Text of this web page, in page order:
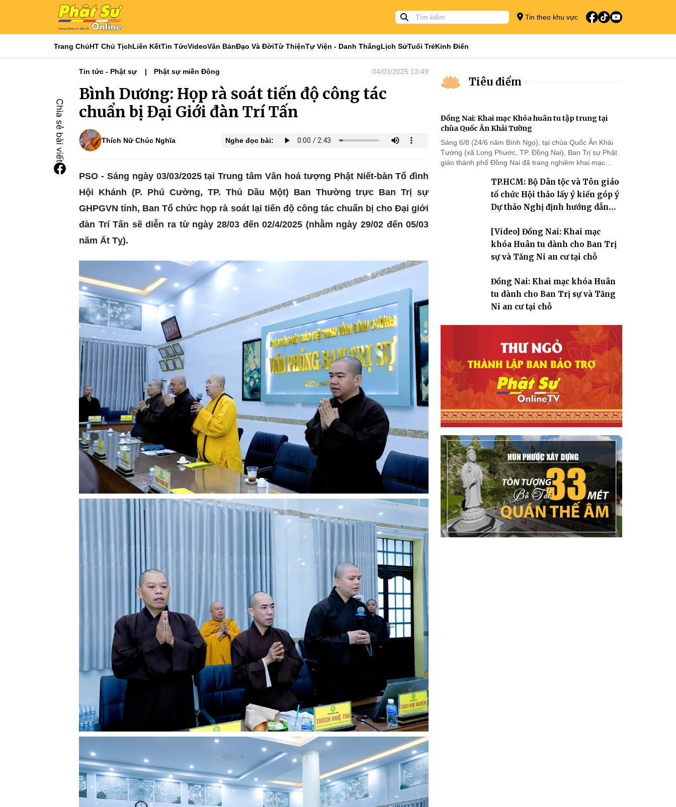
Tin theo khu vực
Trang ChủHT Chủ TịchLiên KếtTin TứcVideoVăn BảnĐạo Và ĐờiTừ ThiệnTự Viện - Danh ThắngLịch SửTuổi TrẻKinh Điển
Tin tức - Phật sự Phật sự miền Đông 04/03/2025 13:49
Bình Dương: Họp rà soát tiến độ công tác
chuẩn bị Đại Giới đàn Trí Tấn
Thích Nữ Chúc Nghĩa Nghe đọc bài:
PSO - Sáng ngày 03/03/2025 tại Trung tâm Văn hoá tượng Phật Niết-bàn Tổ đình
Hội Khánh (P. Phú Cường, TP. Thủ Dầu Một) Ban Thường trực Ban Trị sự
GHPGVN tỉnh, Ban Tổ chức họp rà soát lại tiến độ công tác chuẩn bị cho Đại giới
đàn Trí Tấn sẽ diễn ra từ ngày 28/03 đến 02/4/2025 (nhằm ngày 29/02 đến 05/03
năm Ất Tỵ).
Tiêu điểm
Đồng Nai: Khai mạc Khóa huân tu tập trung tại
chùa Quốc Ân Khải Tường
Sáng 6/8 (24/6 năm Bính Ngọ), tại chùa Quốc Ân Khải
Tường (xã Long Phước, TP. Đồng Nai), Ban Trị sự Phật
giáo thành phố Đồng Nai đã trang nghiêm khai mạc
2570 dành cho chư Tăng hành giả an cư tại chỗ khu vực
VII, VIII và trường hạ chùa Quốc Ân Khải Tường.
TP.HCM: Bộ Dân tộc và Tôn giáo
tổ chức Hội thảo lấy ý kiến góp ý
Dự thảo Nghị định hướng dẫn
giáo
[Video] Đồng Nai: Khai mạc
khóa Huân tu dành cho Ban Trị
sự và Tăng Ni an cư tại chỗ
Đồng Nai: Khai mạc khóa Huân
tu dành cho Ban Trị sự và Tăng
Ni an cư tại chỗ